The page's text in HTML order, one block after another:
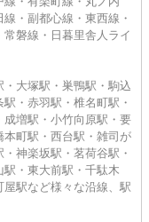
・副都心線・東西線・
磐線・日暮里舎人ライ
大塚駅・巣鴨駅・駒込
・赤羽駅・椎名町駅・
増駅・小竹向原駅・要
町駅・西台駅・雑司が
神楽坂駅・茗荷谷駅・
・東大前駅・千駄木
駅など様々な沿線、駅